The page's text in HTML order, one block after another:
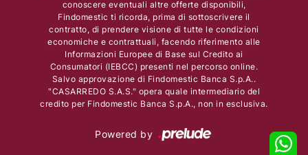
conoscere eventuali altre offerte disponibili,
Findomestic ti ricorda, prima di sottoscrivere il
contratto, di prendere visione di tutte le condizioni
economiche e contrattuali, facendo riferimento alle
Informazioni Europee di Base sul Credito ai
Consumatori (IEBCC) presenti nel percorso online.
Salvo approvazione di Findomestic Banca S.p.A..
"CASARREDO S.A.S." opera quale intermediario del
credito per Findomestic Banca S.p.A., non in esclusiva.
Powered by